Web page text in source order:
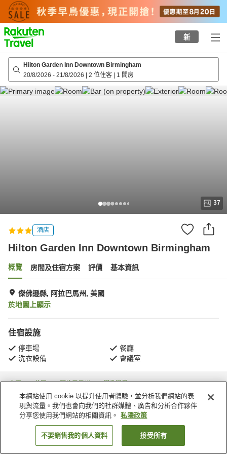
to
top
page
新
Hilton Garden Inn Downtown Birmingham
20/8/2026 - 21/8/2026 | 2 位住客 | 1 間房
37
酒店
Hilton Garden Inn Downtown Birmingham
概覽 房間及住宿方案 評價 基本資訊
傑佛遜縣, 阿拉巴馬州, 美國
於地圖上顯示
住宿設施
停車場
餐廳
洗衣設備
會議室
主頁 美國 阿拉巴馬州
傑佛遜縣
Hilton Garden Inn Downtown Birmingham
找客房
本網站使用 cookie 以提升使用者體驗，並分析我們網站的表
現與流量。我們也會向我們的社群媒體、廣告和分析合作夥伴
分享您使用我們網站的相關資訊。
私隱政策
不要銷售我的個人資料 接受所有